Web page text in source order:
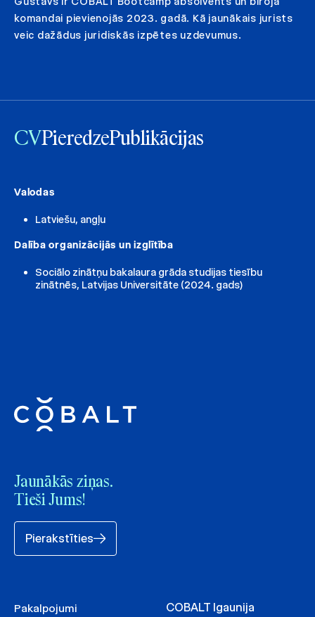
komandai pievienojās 2023. gadā. Kā jaunākais jurists
veic dažādus juridiskās izpētes uzdevumus.
CVPieredzePublikācijas
Valodas
Latviešu, angļu
Dalība organizācijās un izglītība
Sociālo zinātņu bakalaura grāda studijas tiesību
zinātnēs, Latvijas Universitāte (2024. gads)
Jaunākās ziņas.
Tieši Jums!
Pierakstīties
Pakalpojumi
COBALT Igaunija